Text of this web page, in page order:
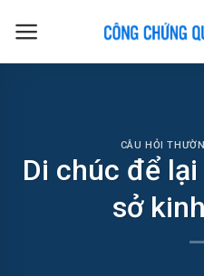
CÂU HỎI
Di chúc để
sở